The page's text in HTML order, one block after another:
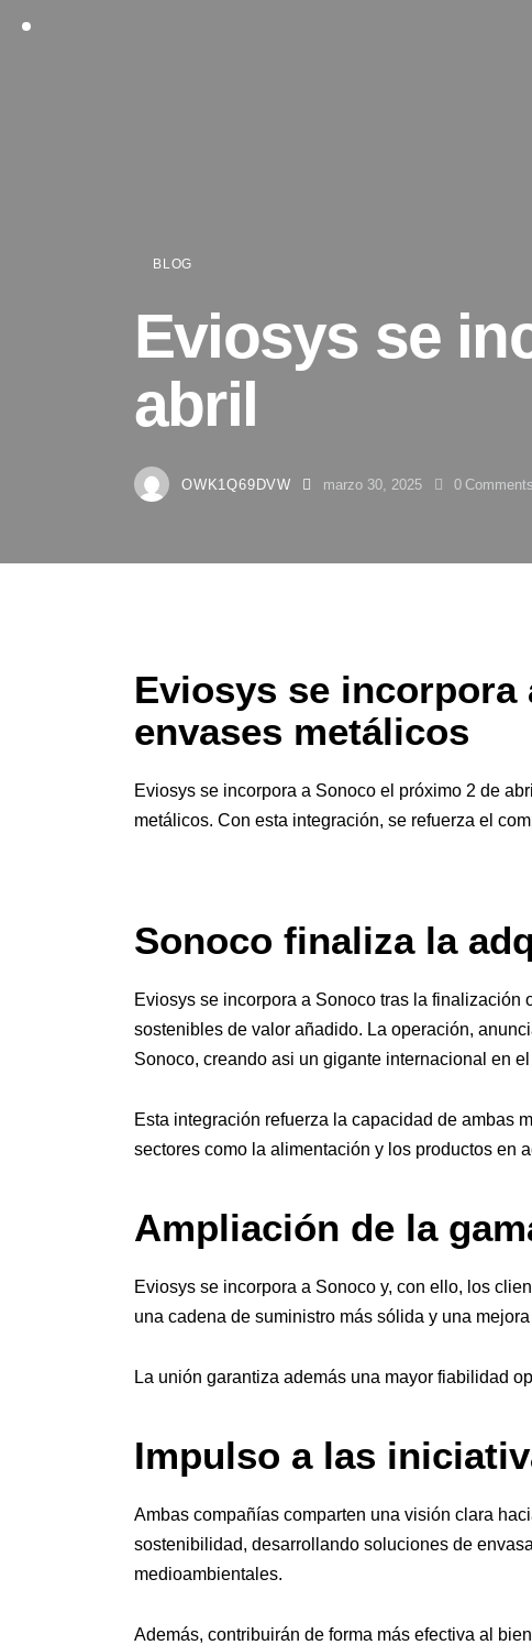
BLOG
Eviosys se
abril
OWK1Q69DVW marzo 30, 2025 0 Comments
Eviosys se
envases metálicos
Eviosys se incorpora a Sonoco el próximo 2 de
metálicos. Con esta integración, se refuerza el
Sonoco finaliza la
Eviosys se incorpora a Sonoco tras la
sostenibles de valor añadido. La operación,
Sonoco, creando asi un gigante internacional en el
Esta integración refuerza la capacidad de ambas
sectores como la alimentación y los productos en
Ampliación de la
Eviosys se incorpora a Sonoco y, con ello, los
una cadena de suministro más sólida y una
La unión garantiza además una mayor fiabilidad
Impulso a las
Ambas compañías comparten una visión clara
sostenibilidad, desarrollando soluciones de
medioambientales.
Además, contribuirán de forma más efectiva al